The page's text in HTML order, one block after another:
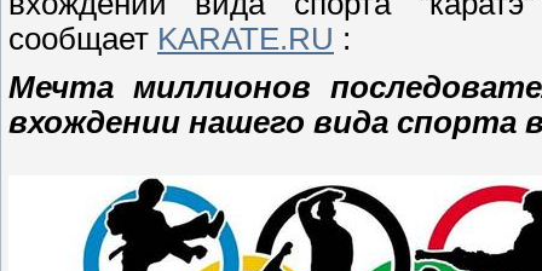
сообщает KARATE.RU :
Мечта миллионов
вхождении нашего вида спорта